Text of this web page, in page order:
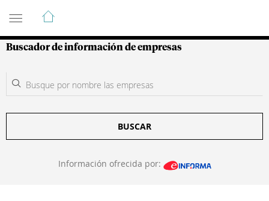
Guía de Empresas Colombianas
Buscador de información de empresas
BUSCAR
Información ofrecida por: